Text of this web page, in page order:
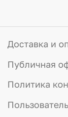
Доставка и
Публичная
Политика